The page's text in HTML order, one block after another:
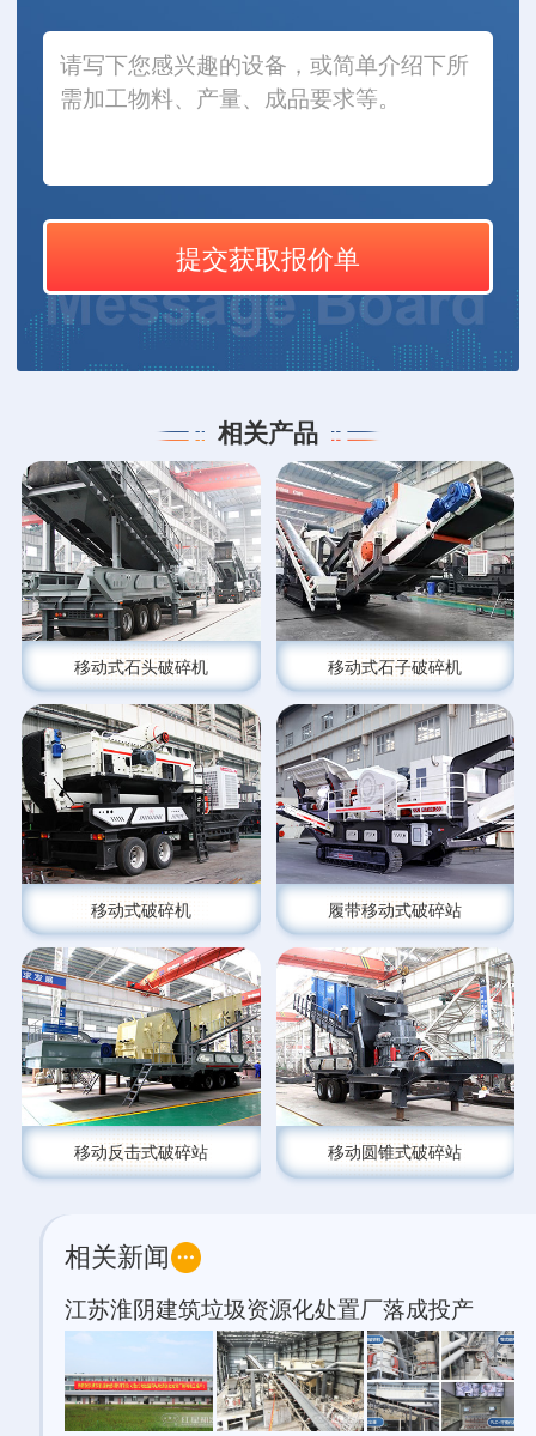
相关产品
移动式石头破碎机 移动式石子破碎机
移动式破碎机 履带移动式破碎站
移动反击式破碎站 移动圆锥式破碎站
相关新闻
江苏淮阴建筑垃圾资源化处置厂落成投产